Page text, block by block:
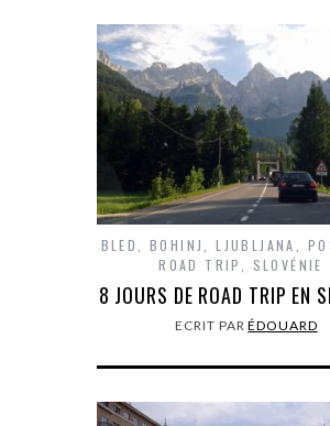
BLED ,BOHINJ ,LJUBLJANA
ROAD TRIP
SLOVÉNIE
8 JOURS DE ROAD TRIP EN
ECRIT PARÉDOUARD